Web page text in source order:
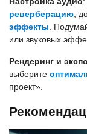
реверберацию,
эффекты.
или звуковых
Рендеринг и
выберите
проект».